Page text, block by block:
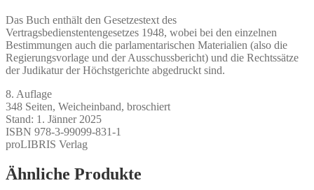
Das Buch enthält den Gesetzestext des
Vertragsbedienstentengesetzes 1948, wobei bei den einzelnen
Bestimmungen auch die parlamentarischen Materialien (also die
Regierungsvorlage und der Ausschussbericht) und die Rechtssätze
der Judikatur der Höchstgerichte abgedruckt sind.
8. Auflage
348 Seiten, Weicheinband, broschiert
Stand: 1. Jänner 2025
ISBN 978-3-99099-831-1
proLIBRIS Verlag
Ähnliche Produkte